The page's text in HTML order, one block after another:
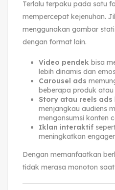
Terlalu terpaku pada satu
mempercepat kejenuhan.
menggunakan gambar
dengan format lain.
Video pendek bisa
lebih dinamis dan
Carousel ads
beberapa produk atau
Story atau reels ads
menjangkau audiens
mengonsumsi konten
Iklan interaktif
meningkatkan
Dengan memanfaatkan
tidak merasa monoton